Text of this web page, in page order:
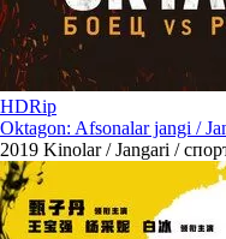
HDRip
Oktagon: Afsonalar jangi /
2019 Kinolar / Jangari /